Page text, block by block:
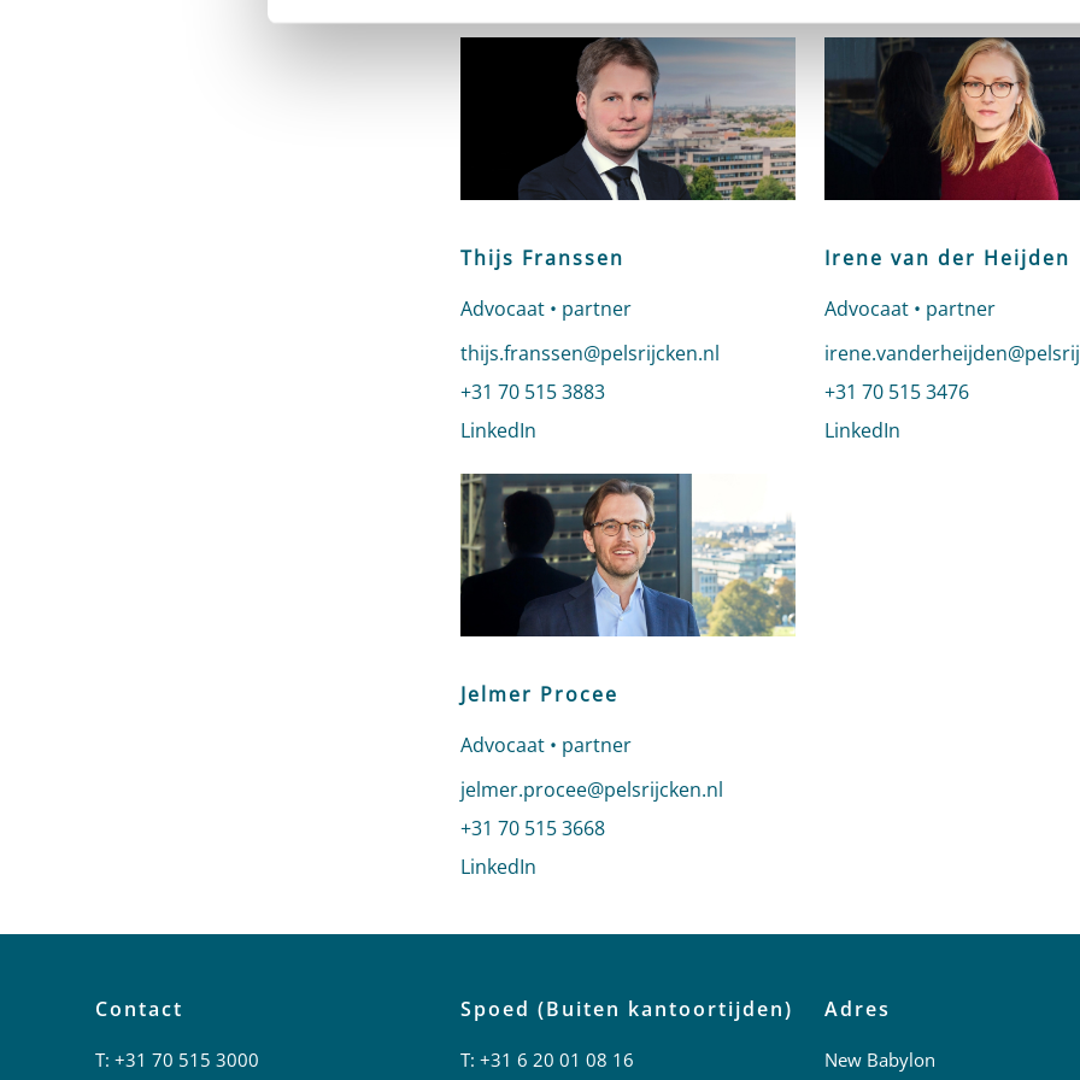
Thijs Franssen
Advocaat • partner
Stuur een e-mail naar Thijs Franssen
thijs.franssen@pelsrijcken.nl
Bel naar Thijs Franssen
+31 70 515 3883
LinkedIn
Irene van der Heijden
Advocaat • partner
Stuur een e-mail naar Irene
Bel naar Irene van der
+31 70 515 3476
LinkedIn
Jelmer Procee
Advocaat • partner
Stuur een e-mail naar Jelmer Procee
jelmer.procee@pelsrijcken.nl
Bel naar Jelmer Procee
+31 70 515 3668
LinkedIn
Contact
T:+31 70 515 3000
Spoed (Buiten kantoortijden)
T: +31 6 20 01 08 16
Adres
New Babylon